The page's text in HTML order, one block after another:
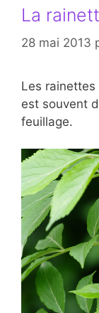
La
28 mai 2013
Les rainettes
est souvent
feuillage.